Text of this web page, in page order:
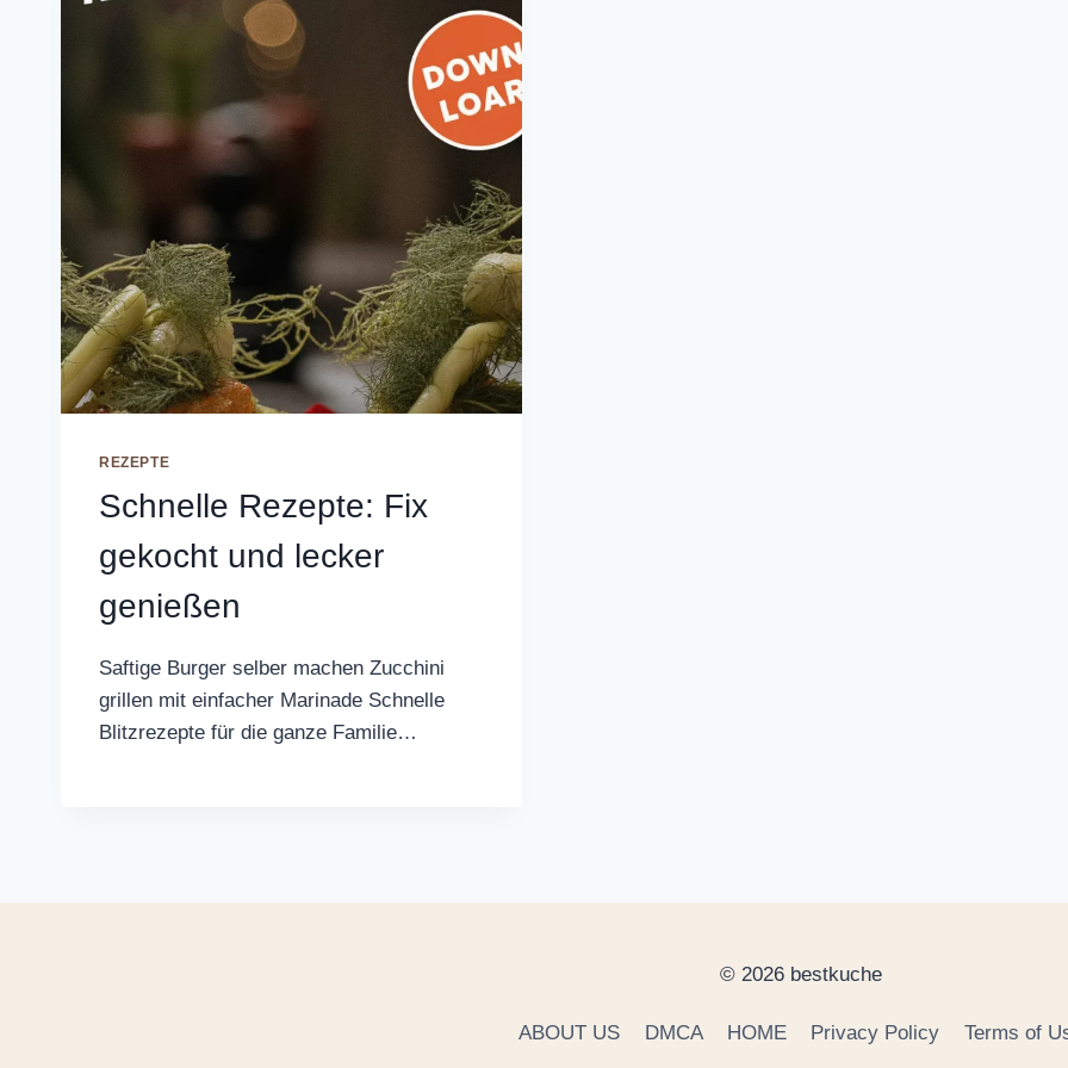
REZEPTE
Schnelle Rezepte: Fix
gekocht und lecker
genießen
Saftige Burger selber machen Zucchini
grillen mit einfacher Marinade Schnelle
Blitzrezepte für die ganze Familie…
© 2026 bestkuche
ABOUT US DMCA HOME Privacy Policy Terms of